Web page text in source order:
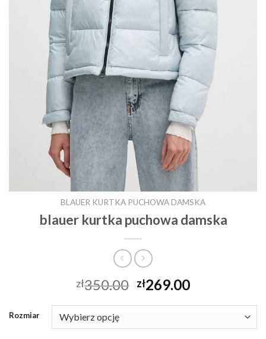
BLAUER KURTKA PUCHOWA DAMSKA
blauer kurtka puchowa damska
zł350.00 zł269.00
Rozmiar